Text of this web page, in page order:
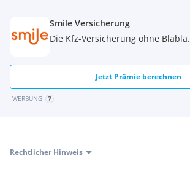
Smile Versicherung
Die Kfz-Versicherung ohne Blabla.
Jetzt Prämie berechnen
WERBUNG
Rechtlicher Hinweis